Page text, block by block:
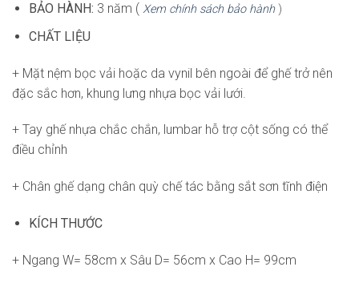
BẢO HÀNH: 3 năm ( Xem chính sách bảo hành)
CHẤT LIỆU
+ Mặt nệm bọc vải hoặc da vynil bên ngoài để ghế trở nên
đặc sắc hơn, khung lưng nhựa bọc vải lưới.
+ Tay ghế nhựa chắc chắn, lumbar hỗ trợ cột sống có thể
điều chỉnh
+ Chân ghế dạng chân quỳ chế tác bằng sắt sơn tĩnh điện
KÍCH THƯỚC
+ Ngang W= 58cm x Sâu D= 56cm x Cao H= 99cm